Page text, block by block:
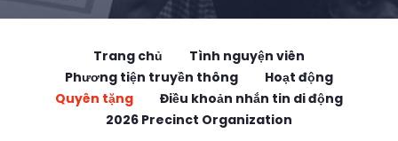
Trang chủ
Tình nguyện viên
Phương tiện truyền thông
Hoạt động
Quyên tặng
Điều khoản nhắn tin di động
2026 Precinct Organization